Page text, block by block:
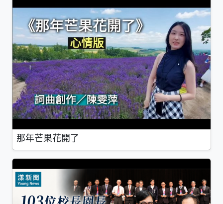
那年芒果花開了